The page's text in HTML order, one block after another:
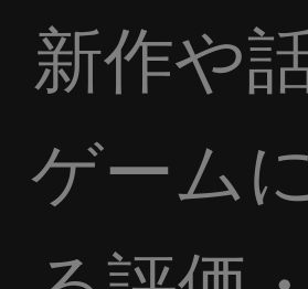
新作や
ゲーム